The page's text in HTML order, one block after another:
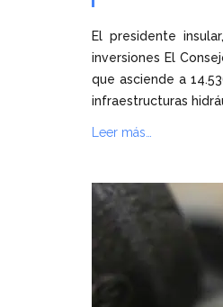
El presidente
inversiones El
que asciende a
infraestructuras
Leer más…